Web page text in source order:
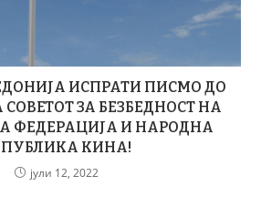
ИСПРАТИ ПИСМО ДО
ЗА БЕЗБЕДНОСТ НА
ФЕДЕРАЦИЈА И НАРОДНА
КИНА!
јули 12, 2022